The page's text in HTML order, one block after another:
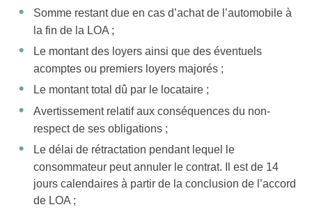
Somme restant due en cas d’achat de l’automobile à
la fin de la LOA ;
Le montant des loyers ainsi que des éventuels
acomptes ou premiers loyers majorés ;
Le montant total dû par le locataire ;
Avertissement relatif aux conséquences du non-
respect de ses obligations ;
Le délai de rétractation pendant lequel le
consommateur peut annuler le contrat. Il est de 14
jours calendaires à partir de la conclusion de l’accord
de LOA ;